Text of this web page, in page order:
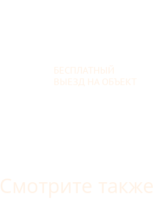
БЕСПЛАТНЫЙ
ВЫЕЗД НА ОБЪЕКТ
Смотрите также